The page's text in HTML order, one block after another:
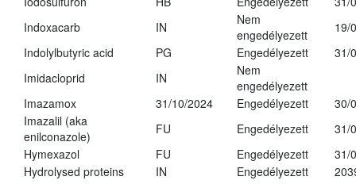
Indoxacarb
IN
Nem
engedélyezett
19/
Indolylbutyric acid
PG Engedélyezett
31/
Imidacloprid
IN
Nem
engedélyezett
Imazamox
31/10/2024 Engedélyezett
30/
Imazalil (aka
enilconazole)
FU Engedélyezett
31/
Hymexazol
FU Engedélyezett
31/
Hydrolysed proteins
IN Engedélyezett